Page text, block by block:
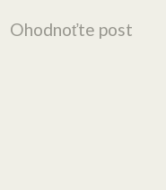
Ohodnoťte post